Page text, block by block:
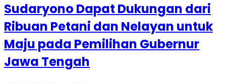
Sudaryono Dapat Dukungan dari
Ribuan Petani dan Nelayan untuk
Maju pada Pemilihan Gubernur
Jawa Tengah